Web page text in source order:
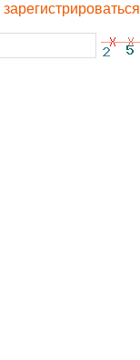
зарегистрироваться